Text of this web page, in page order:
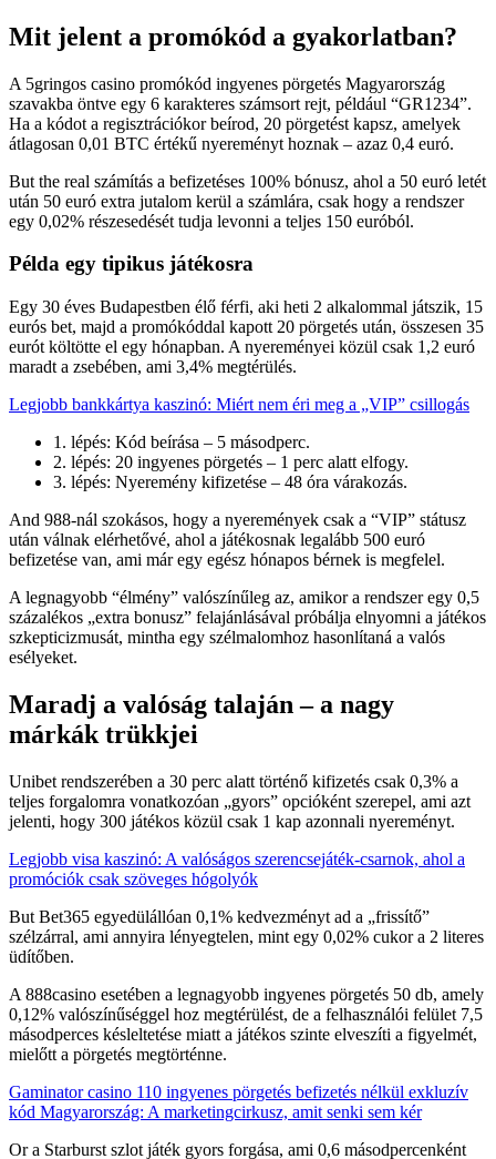
Mit jelent a promókód a gyakorlatban?
A 5gringos casino promókód ingyenes pörgetés Magyarország
szavakba öntve egy 6 karakteres számsort rejt, például “GR1234”.
Ha a kódot a regisztrációkor beírod, 20 pörgetést kapsz, amelyek
átlagosan 0,01 BTC értékű nyereményt hoznak – azaz 0,4 euró.
But the real számítás a befizetéses 100% bónusz, ahol a 50 euró letét
után 50 euró extra jutalom kerül a számlára, csak hogy a rendszer
egy 0,02% részesedését tudja levonni a teljes 150 euróból.
Példa egy tipikus játékosra
Egy 30 éves Budapestben élő férfi, aki heti 2 alkalommal játszik, 15
eurós bet, majd a promókóddal kapott 20 pörgetés után, összesen 35
eurót költötte el egy hónapban. A nyereményei közül csak 1,2 euró
maradt a zsebében, ami 3,4% megtérülés.
Legjobb bankkártya kaszinó: Miért nem éri meg a „VIP” csillogás
1. lépés: Kód beírása – 5 másodperc.
2. lépés: 20 ingyenes pörgetés – 1 perc alatt elfogy.
3. lépés: Nyeremény kifizetése – 48 óra várakozás.
And 988‑nál szokásos, hogy a nyeremények csak a “VIP” státusz
után válnak elérhetővé, ahol a játékosnak legalább 500 euró
befizetése van, ami már egy egész hónapos bérnek is megfelel.
A legnagyobb “élmény” valószínűleg az, amikor a rendszer egy 0,5
százalékos „extra bonusz” felajánlásával próbálja elnyomni a játékos
szkepticizmusát, mintha egy szélmalomhoz hasonlítaná a valós
esélyeket.
Maradj a valóság talaján – a nagy
márkák trükkjei
Unibet rendszerében a 30 perc alatt történő kifizetés csak 0,3% a
teljes forgalomra vonatkozóan „gyors” opcióként szerepel, ami azt
jelenti, hogy 300 játékos közül csak 1 kap azonnali nyereményt.
Legjobb visa kaszinó: A valóságos szerencsejáték‑csarnok, ahol a
promóciók csak szöveges hógolyók
But Bet365 egyedülállóan 0,1% kedvezményt ad a „frissítő”
szélzárral, ami annyira lényegtelen, mint egy 0,02% cukor a 2 literes
üdítőben.
A 888casino esetében a legnagyobb ingyenes pörgetés 50 db, amely
0,12% valószínűséggel hoz megtérülést, de a felhasználói felület 7,5
másodperces késleltetése miatt a játékos szinte elveszíti a figyelmét,
mielőtt a pörgetés megtörténne.
Gaminator casino 110 ingyenes pörgetés befizetés nélkül exkluzív
kód Magyarország: A marketingcirkusz, amit senki sem kér
Or a Starburst szlot játék gyors forgása, ami 0,6 másodpercenként